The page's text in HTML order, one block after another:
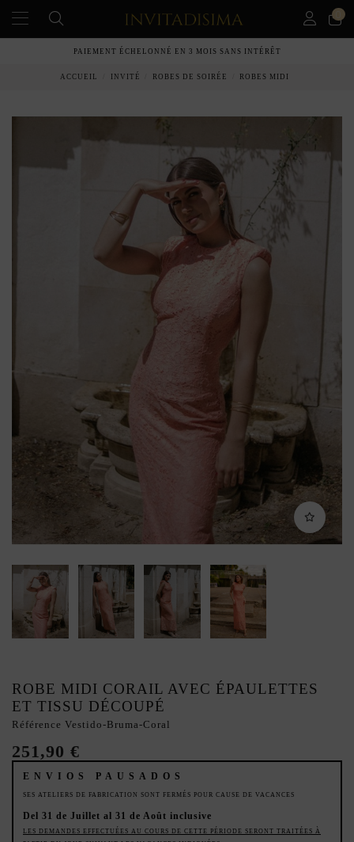
PAIEMENT ÉCHELONNÉ EN 3 MOIS SANS INTÉRÊT
ACCUEIL INVITÉ ROBES DE SOIRÉE ROBES MIDI
ROBE MIDI CORAIL AVEC ÉPAULETTES
ET TISSU DÉCOUPÉ
Référence Vestido-Bruma-Coral
251,90 €
ENVIOS PAUSADOS
SES ATELIERS DE FABRICATION SONT FERMÉS POUR CAUSE DE VACANCES
Del 31 de Juillet al 31 de Août inclusive
LES DEMANDES EFFECTUÉES AU COURS DE CETTE PÉRIODE SERONT TRAITÉES À